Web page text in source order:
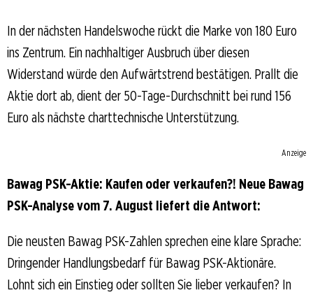
In der nächsten Handelswoche rückt die Marke von 180 Euro
ins Zentrum. Ein nachhaltiger Ausbruch über diesen
Widerstand würde den Aufwärtstrend bestätigen. Prallt die
Aktie dort ab, dient der 50-Tage-Durchschnitt bei rund 156
Euro als nächste charttechnische Unterstützung.
Anzeige
Bawag PSK-Aktie: Kaufen oder verkaufen?! Neue Bawag
PSK-Analyse vom 7. August liefert die Antwort:
Die neusten Bawag PSK-Zahlen sprechen eine klare Sprache:
Dringender Handlungsbedarf für Bawag PSK-Aktionäre.
Lohnt sich ein Einstieg oder sollten Sie lieber verkaufen? In